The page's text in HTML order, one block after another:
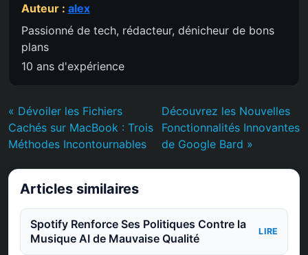
Auteur : alex
Passionné de tech, rédacteur, dénicheur de bons
plans
10 ans d'expérience
« Dévoiler les Fichiers
Cachés sur MacBook : Trois
Méthodes Incontournables
Découvrez les Nouvelles
Fonctionnalités Innovantes
de Google Bard »
Articles similaires
Spotify Renforce Ses Politiques Contre la
Musique AI de Mauvaise Qualité
LIRE